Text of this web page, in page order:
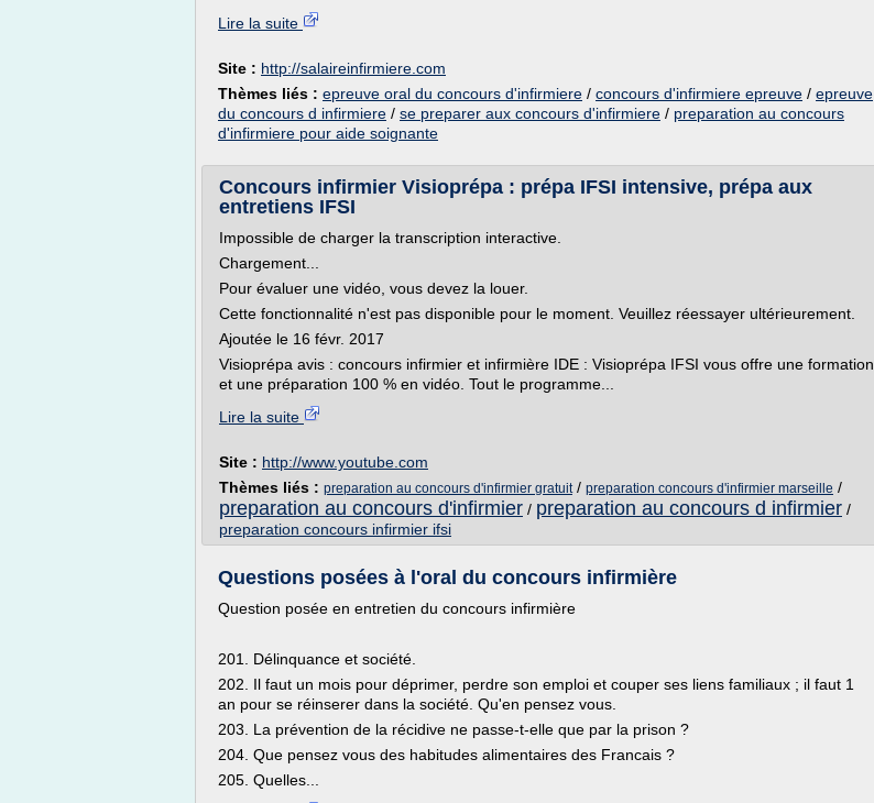
Lire la suite
Site : http://salaireinfirmiere.com
Thèmes liés : epreuve oral du concours d'infirmiere / concours d'infirmiere epreuve / epreuve
du concours d infirmiere / se preparer aux concours d'infirmiere / preparation au concours
d'infirmiere pour aide soignante
Concours infirmier Visioprépa : prépa IFSI intensive, prépa aux
entretiens IFSI
Impossible de charger la transcription interactive.
Chargement...
Pour évaluer une vidéo, vous devez la louer.
Cette fonctionnalité n'est pas disponible pour le moment. Veuillez réessayer ultérieurement.
Ajoutée le 16 févr. 2017
Visioprépa avis : concours infirmier et infirmière IDE : Visioprépa IFSI vous offre une formation
et une préparation 100 % en vidéo. Tout le programme...
Lire la suite
Site : http://www.youtube.com
Thèmes liés : preparation au concours d'infirmier gratuit/ preparation concours d'infirmier marseille /
preparation au concours d'infirmier / preparation au concours d infirmier /
preparation concours infirmier ifsi
Questions posées à l'oral du concours infirmière
Question posée en entretien du concours infirmière
201. Délinquance et société.
202. Il faut un mois pour déprimer, perdre son emploi et couper ses liens familiaux ; il faut 1
an pour se réinserer dans la société. Qu'en pensez vous.
203. La prévention de la récidive ne passe-t-elle que par la prison ?
204. Que pensez vous des habitudes alimentaires des Francais ?
205. Quelles...